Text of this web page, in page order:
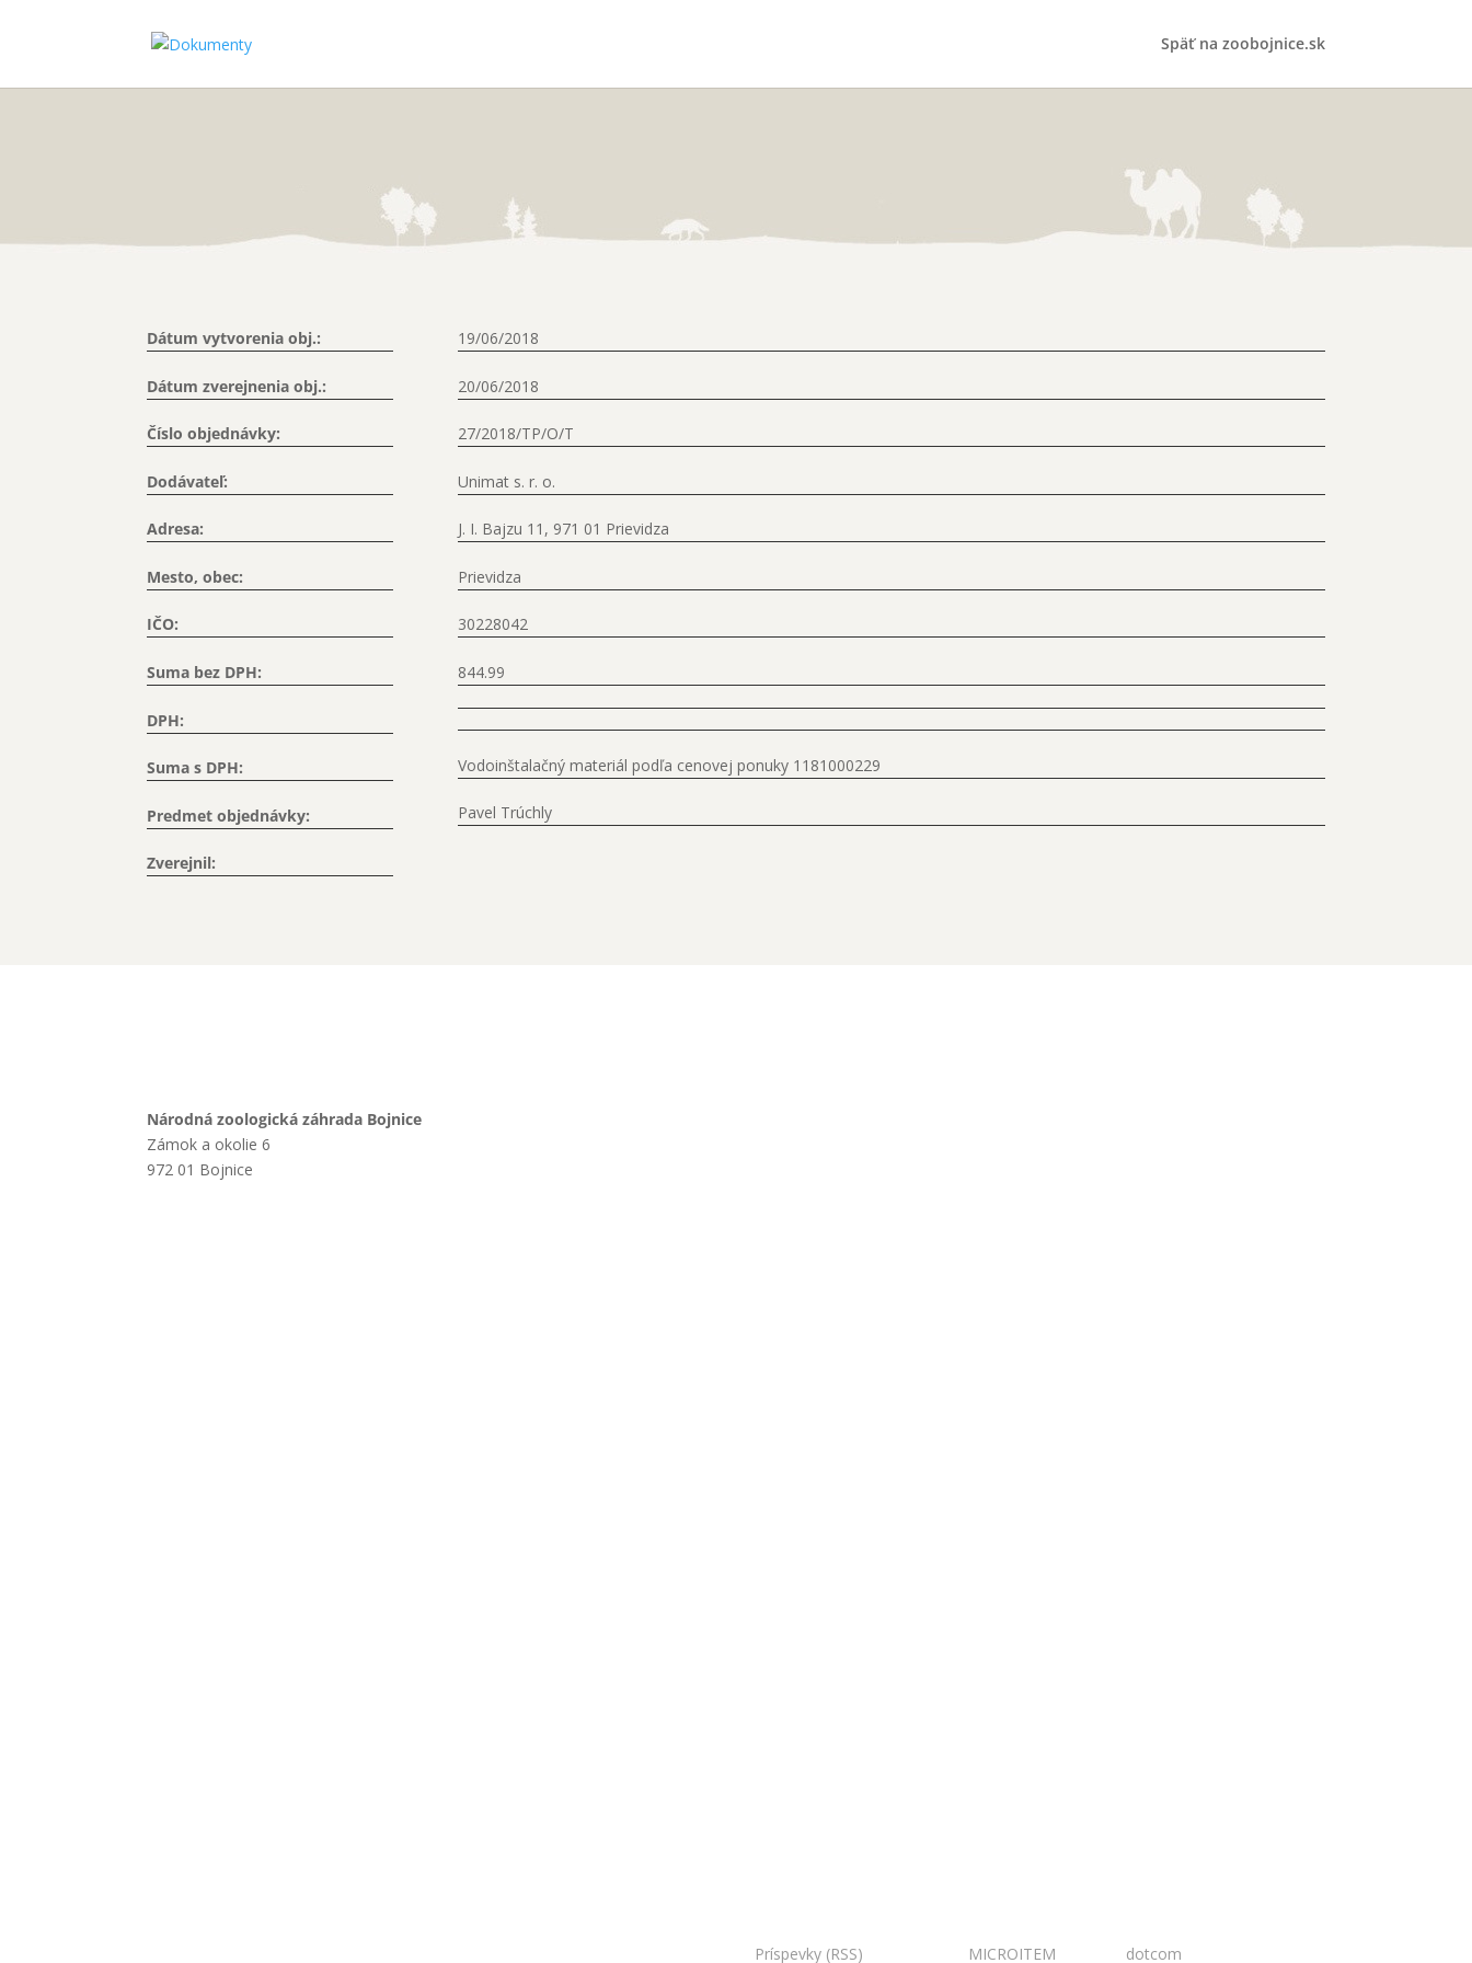
Späť na zoobojnice.sk
Dátum vytvorenia obj.:
Dátum zverejnenia obj.:
Číslo objednávky:
Dodávateľ:
Adresa:
Mesto, obec:
IČO:
Suma bez DPH:
DPH:
Suma s DPH:
Predmet objednávky:
Zverejnil:
19/06/2018
20/06/2018
27/2018/TP/O/T
Unimat s. r. o.
J. I. Bajzu 11, 971 01 Prievidza
Prievidza
30228042
844.99
Vodoinštalačný materiál podľa cenovej ponuky 1181000229
Pavel Trúchly
Národná zoologická záhrada Bojnice
Zámok a okolie 6
972 01 Bojnice
Príspevky (RSS) MICROITEM dotcom